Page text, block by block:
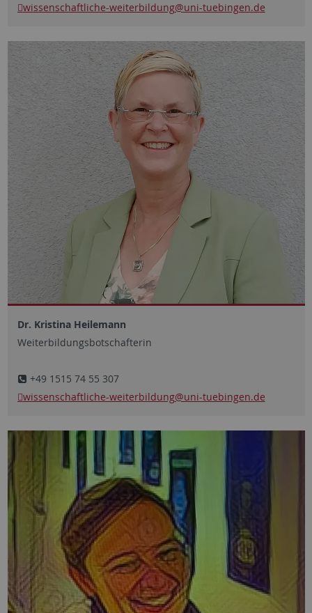
wissenschaftliche-weiterbildung@uni-tuebingen.de
Dr. Kristina Heilemann
Weiterbildungsbotschafterin
+49 1515 74 55 307
wissenschaftliche-weiterbildung@uni-tuebingen.de